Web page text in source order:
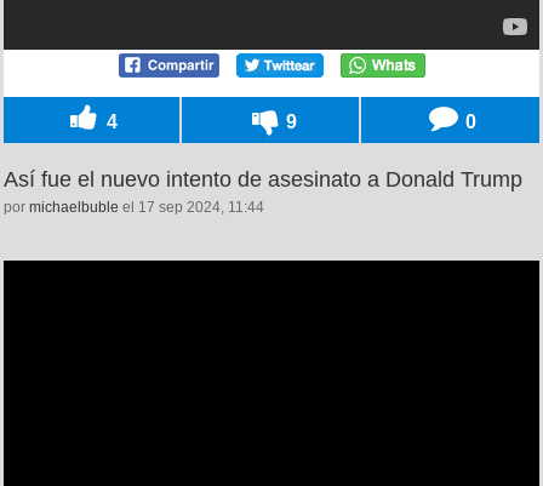
4 9 0
Así fue el nuevo intento de asesinato a Donald Trump
por michaelbuble el 17 sep 2024, 11:44